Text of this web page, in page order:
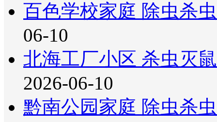
百色学校家庭 除虫杀
06-10
北海工厂小区 杀虫灭
2026-06-10
黔南公园家庭 除虫杀